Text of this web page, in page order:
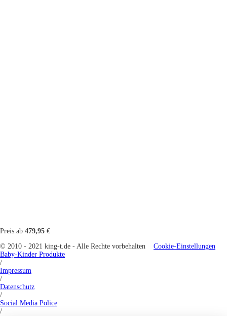
Preis ab 479,95 €
© 2010 - 2021 king-t.de - Alle Rechte vorbehalten Cookie-Einstellungen
Baby-Kinder Produkte
/
Impressum
/
Datenschutz
/
Social Media Police
/